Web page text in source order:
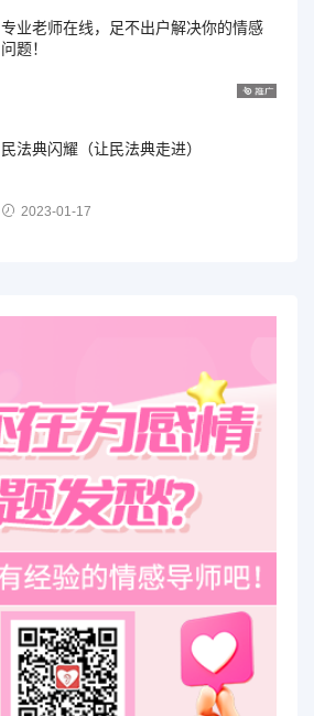
专业老师在线，足不出户解决你的情感
问题！
民法典闪耀（让民法典走进）
2023-01-17